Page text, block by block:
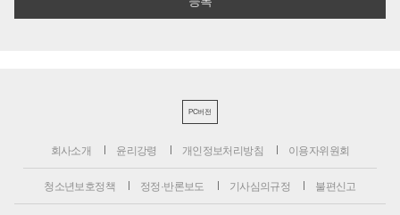
PC버전
회사소개 윤리강령 개인정보처리방침 이용자위원회
청소년보호정책 정정·반론보도 기사심의규정 불편신고